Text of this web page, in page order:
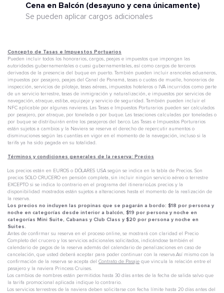
Cena en Balcón (desayuno y cena únicamente)
Se pueden aplicar cargos adicionales
Concepto de Tasas e Impuestos Portuarios
Pueden incluir todos los honorarios, cargos, peajes e impuestos que impongan las
autoridades gubernamentales o cuasi gubernamentales, así como cargos de terceros
derivados de la presencia del buque en puerto. También pueden incluir aranceles aduaneros,
impuestos por pasajero, peajes del Canal de Panamá, tasas o cuotas de muelle, honorarios de
inspección, servicios de pilotaje, tasas aéreas, impuestos hoteleros o IVA incurridos como parte
de un servicio terrestre, tasas de inmigración y naturalización, e impuestos por servicios de
navegación, atraque, estiba, equipaje y servicio de seguridad. También pueden incluir el
NFC aplicable por algunas navieras. Las Tasas e Impuestos Porturarios pueden ser calculados
por pasajero, por atraque, por tonelada o por buque. Las tasaciones calculadas por toneladas o
por buque se distribuirán entre los pasajeros del barco. Las Tasas e Impuestos Porturarios
están sujetos a cambios y la Naviera se reserva el derecho de repercutir aumentos o
disminuciones según las cuantías en vigor en el momento de la navegación, incluso si la
tarifa ya ha sido pagada en su totalidad.
Términos y condiciones generales de la reserva: Precios
Los precios están en EUROS o DÓLARES USA según se indica en la tabla de Precios. Son
precios SOLO CRUCERO en pensión completa, sin incluir ningún servicio aéreo o terrestre
EXCEPTO si se indica lo contrario en el programa del itinerario.Los precios y la
disponibilidad mostrados están sujetos a alteraciones hasta el momento de la realización de
la reserva.
Los precios no incluyen las propinas que se pagarán a bordo: $18 por persona y
noche en categorías desde interior a balcón, $19 por persona y noche en
categorías Mini Suite, Cabanas y Club Class y $20 por persona y noche en
Suites.
Antes de confirmar su reserva en el proceso online, se mostrará con claridad el Precio
Completo del crucero y los servicios adicionales solicitados, indicándose también el
calendario de pagos de la reserva además del calendario de penalizaciones en caso de
cancelación, que usted deberá aceptar para poder continuar con la reserva.Así mismo con la
confirmación de la reserva se acepta del Contrato de Pasaje que vincula la relación entre el
pasajero y la naviera Princess Cruises.
Los cambios de nombres están permitidos hasta 30 días antes de la fecha de salida salvo que
la tarifa promocional aplicada indique lo contrario.
Los servicios terrestres de la naviera deben solicitarse con fecha límite hasta 20 días antes del